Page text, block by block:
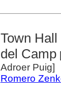
Town
del Camp
Adroer Puig]
Romero